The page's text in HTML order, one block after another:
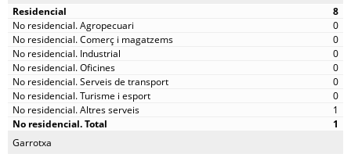
8
0
0
0
0
0
0
1
1
Garrotxa